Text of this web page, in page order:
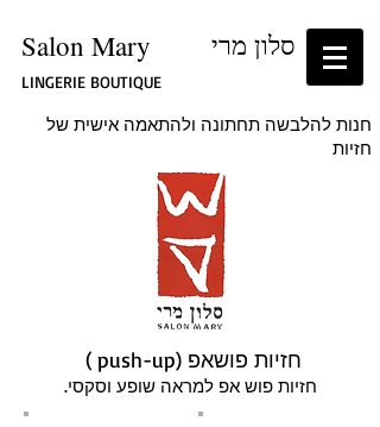
Salon Mary סלון מרי
LINGERIE BOUTIQUE
חנות להלבשה תחתונה ולהתאמה אישית של
חזיות
חזיות פושאפ (push-up )
חזיות פוש אפ למראה שופע וסקסי.